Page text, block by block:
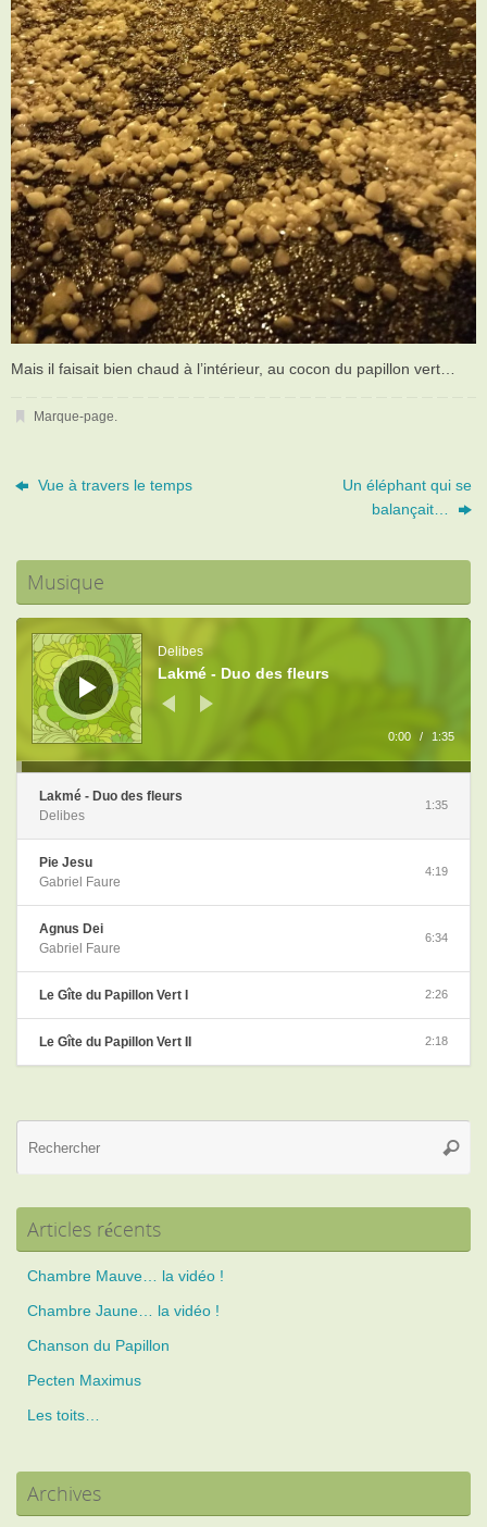
Mais il faisait bien chaud à l’intérieur, au cocon du papillon vert…
Marque-page.
Vue à travers le temps
Un éléphant qui se
balançait…
Musique
Lecteur
audio
Delibes
Lakmé - Duo des fleurs
0:00 / 1:35
Lakmé - Duo des fleurs
Delibes
1:35
Pie Jesu
Gabriel Faure
4:19
Agnus Dei
Gabriel Faure
6:34
Le Gîte du Papillon Vert I 2:26
Le Gîte du Papillon Vert II 2:18
Articles récents
Chambre Mauve… la vidéo !
Chambre Jaune… la vidéo !
Chanson du Papillon
Pecten Maximus
Les toits…
Archives